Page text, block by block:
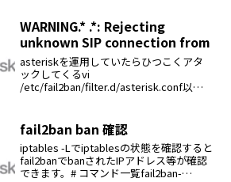
WARNING.* .*: Rejecting
unknown SIP connection from
asteriskを運用していたらひつこくアタ
ックしてくるvi
/etc/fail2ban/filter.d/asterisk.conf以下
fail2ban ban 確認
iptables -Lでiptablesの状態を確認すると
fail2banでbanされたIPアドレス等が確認
できます。# コマンド一覧fail2ban-